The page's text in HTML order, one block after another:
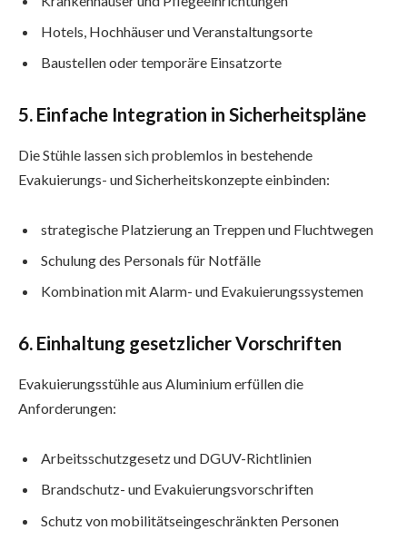
Hotels, Hochhäuser und Veranstaltungsorte
Baustellen oder temporäre Einsatzorte
5. Einfache Integration in Sicherheitspläne
Die Stühle lassen sich problemlos in bestehende
Evakuierungs- und Sicherheitskonzepte einbinden:
strategische Platzierung an Treppen und Fluchtwegen
Schulung des Personals für Notfälle
Kombination mit Alarm- und Evakuierungssystemen
6. Einhaltung gesetzlicher Vorschriften
Evakuierungsstühle aus Aluminium erfüllen die
Anforderungen:
Arbeitsschutzgesetz und DGUV-Richtlinien
Brandschutz- und Evakuierungsvorschriften
Schutz von mobilitätseingeschränkten Personen